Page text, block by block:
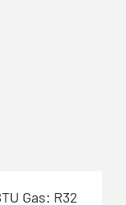
Gas: R32